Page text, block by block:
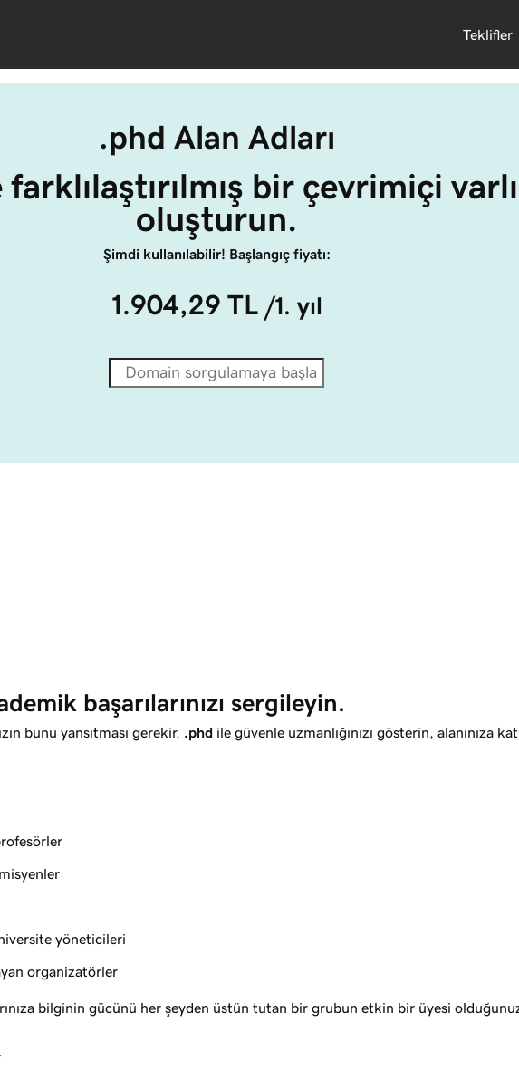
Teklifler
.phd Alan Adları
bir çevrimiçi
oluşturun.
Şimdi kullanılabilir! Başlangıç fiyatı:
1.904,29 TL /1. yıl
başarılarınızı sergileyin.
bunu yansıtması gerekir. .phd ile güvenle uzmanlığınızı gösterin, alanınıza
yöneticileri
organizatörler
bilginin gücünü her şeyden üstün tutan bir grubun etkin bir üyesi